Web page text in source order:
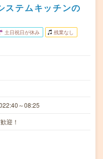
ステムキッチンの
土日祝日が休み 残業なし
～08:25
迎！